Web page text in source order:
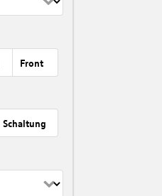
Front
Schaltung